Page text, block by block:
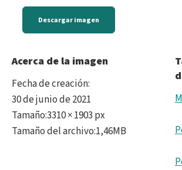
Descargar imagen
Acerca de la imagen
Fecha de creación:
30 de junio de 2021
Tamaño:3310 × 1903 px
Tamaño del archivo:1,46MB